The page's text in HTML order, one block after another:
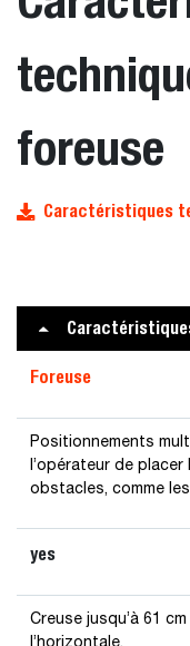
foreuse
Caractéristiques
Foreuse
Positionnements
l’opérateur de
obstacles, comme
yes
Creuse jusqu’à 61
l’horizontale.